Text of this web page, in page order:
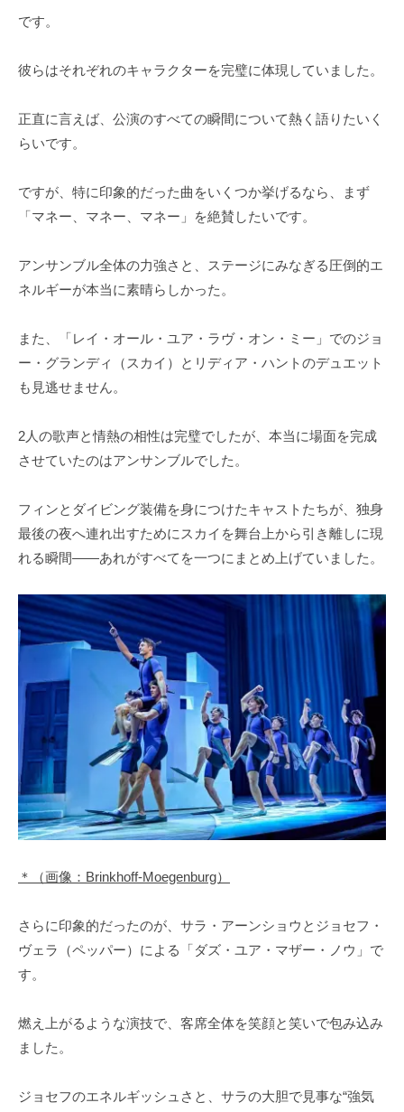
です。
彼らはそれぞれのキャラクターを完璧に体現していました。
正直に言えば、公演のすべての瞬間について熱く語りたいく
らいです。
ですが、特に印象的だった曲をいくつか挙げるなら、まず
「マネー、マネー、マネー」を絶賛したいです。
アンサンブル全体の力強さと、ステージにみなぎる圧倒的エ
ネルギーが本当に素晴らしかった。
また、「レイ・オール・ユア・ラヴ・オン・ミー」でのジョ
ー・グランディ（スカイ）とリディア・ハントのデュエット
も見逃せません。
2人の歌声と情熱の相性は完璧でしたが、本当に場面を完成
させていたのはアンサンブルでした。
フィンとダイビング装備を身につけたキャストたちが、独身
最後の夜へ連れ出すためにスカイを舞台上から引き離しに現
れる瞬間――あれがすべてを一つにまとめ上げていました。
＊（画像：Brinkhoff-Moegenburg）
さらに印象的だったのが、サラ・アーンショウとジョセフ・
ヴェラ（ペッパー）による「ダズ・ユア・マザー・ノウ」で
す。
燃え上がるような演技で、客席全体を笑顔と笑いで包み込み
ました。
ジョセフのエネルギッシュさと、サラの大胆で見事な“強気